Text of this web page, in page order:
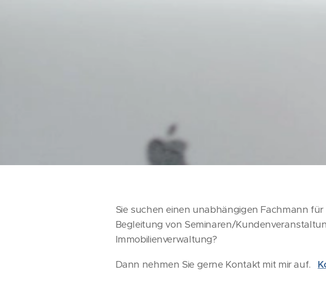
Sie suchen einen unabhängigen Fachmann
Begleitung von Seminaren/
Immobilienverwaltung?
Dann nehmen Sie gerne Kontakt mit mir auf.